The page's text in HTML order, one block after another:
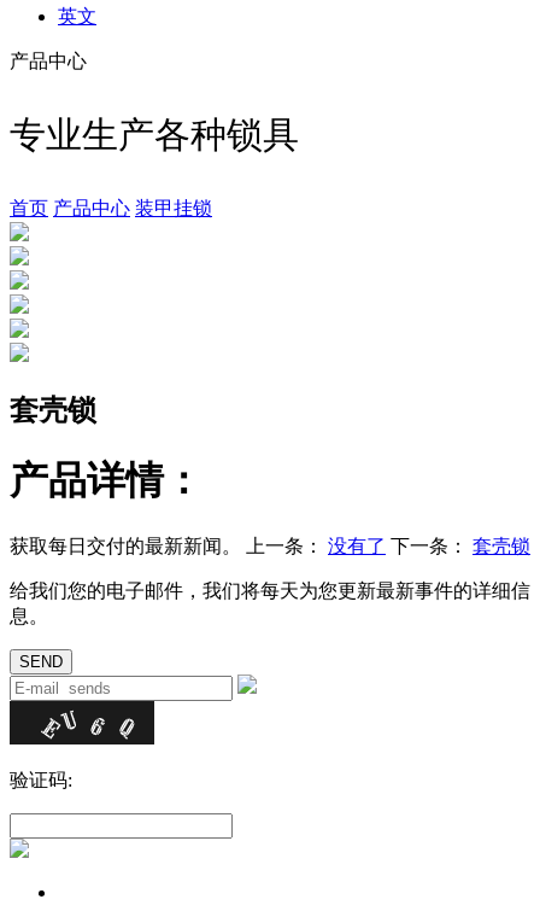
英文
产品中心
专业生产各种锁具
首页 产品中心 装甲挂锁
套壳锁
产品详情：
上一条： 没有了 下一条： 套壳锁
获取每日交付的最新新闻。
给我们您的电子邮件，我们将每天为您更新最新事件的详细信
息。
验证码: